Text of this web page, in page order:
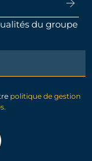
du groupe
politique de gestion